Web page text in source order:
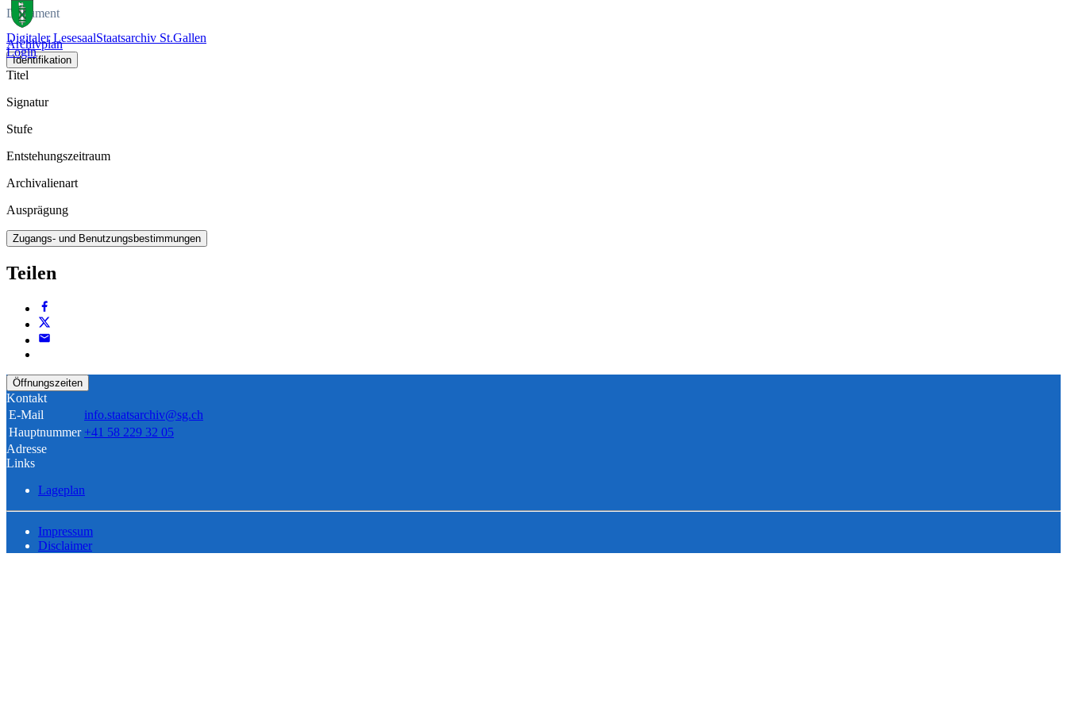
Digitaler LesesaalStaatsarchiv St.Gallen
Login
Dokument
Archivplan
Identifikation
Titel
Signatur
Stufe
Entstehungszeitraum
Archivalienart
Ausprägung
Zugangs- und Benutzungsbestimmungen
Teilen
Öffnungszeiten
Kontakt
E-Mail
info.staatsarchiv@sg.ch
Hauptnummer +41 58 229 32 05
Adresse
Links
Lageplan
Impressum
Disclaimer